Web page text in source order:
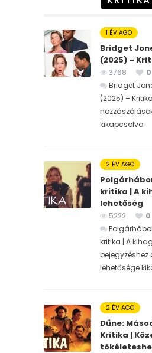
1 ÉV AGO
Bridget
(2025) –
3768
0
Bridget
(2025) –
kikapcsolva
2 ÉV AGO
kritika | A
lehetőség
5222
0
kritika | A
bejegyzéshez
lehetősége
2 ÉV AGO
Dűne:
Kritika |